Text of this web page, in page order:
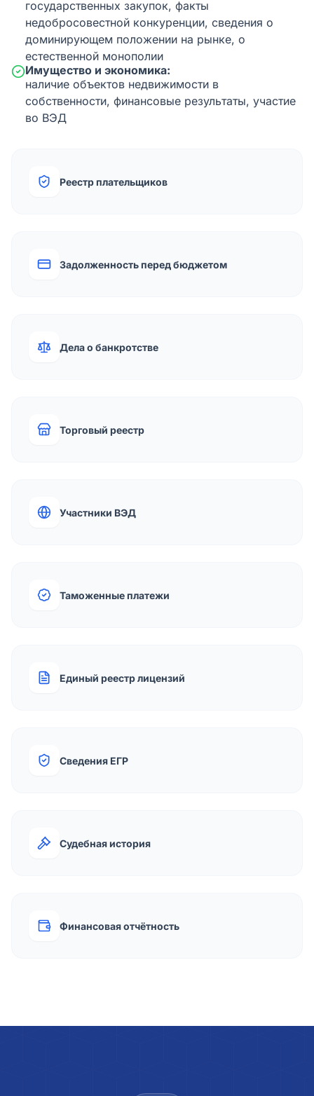
государственных закупок, факты
недобросовестной конкуренции, сведения о
доминирующем положении на рынке, о
естественной монополии
Имущество и экономика:
наличие объектов недвижимости в
собственности, финансовые результаты, участие
во ВЭД
Реестр плательщиков
Задолженность перед бюджетом
Дела о банкротстве
Торговый реестр
Участники ВЭД
Таможенные платежи
Единый реестр лицензий
Сведения ЕГР
Судебная история
Финансовая отчётность